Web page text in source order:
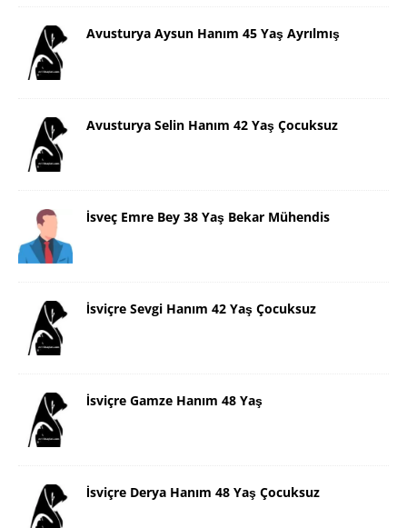
Avusturya Aysun Hanım 45 Yaş Ayrılmış
Avusturya Selin Hanım 42 Yaş Çocuksuz
İsveç Emre Bey 38 Yaş Bekar Mühendis
İsviçre Sevgi Hanım 42 Yaş Çocuksuz
İsviçre Gamze Hanım 48 Yaş
İsviçre Derya Hanım 48 Yaş Çocuksuz